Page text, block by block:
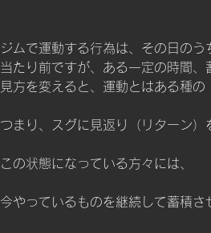
ジムで運動する行為は、その日のう
当たり前ですが、ある一定の時間、
見方を変えると、運動とはある種の
つまり、スグに見返り（リターン）
この状態になっている方々には、
今やっているものを継続して蓄積さ